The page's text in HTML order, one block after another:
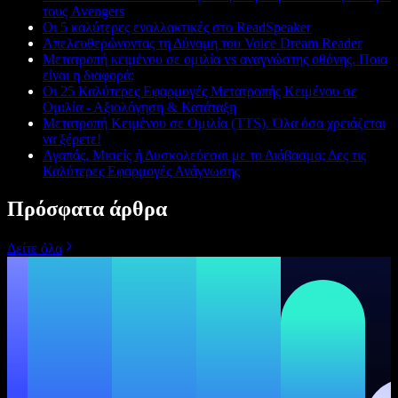
τους Avengers
Οι 5 καλύτερες εναλλακτικές στο ReadSpeaker
Απελευθερώνοντας τη Δύναμη του Voice Dream Reader
Μετατροπή κειμένου σε ομιλία vs αναγνώστης οθόνης. Ποια
είναι η διαφορά;
Οι 25 Καλύτερες Εφαρμογές Μετατροπής Κειμένου σε
Ομιλία - Αξιολόγηση & Κατάταξη
Μετατροπή Κειμένου σε Ομιλία (TTS). Όλα όσα χρειάζεται
να ξέρετε!
Αγαπάς, Μισείς ή Δυσκολεύεσαι με το Διάβασμα; Δες τις
Καλύτερες Εφαρμογές Ανάγνωσης
Πρόσφατα άρθρα
Δείτε όλα